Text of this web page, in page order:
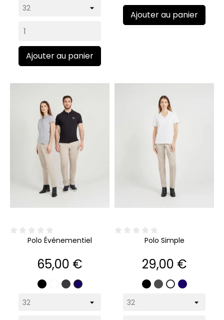
Ajouter au panier
Ajouter au panier
Polo Événementiel
Prix
65,00 €
Noir BlancGrisMarine
Polo Simple
Prix
29,00 €
NoirGrisBlancMarine